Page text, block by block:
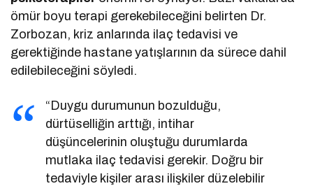
ömür boyu terapi gerekebileceğini belirten Dr.
Zorbozan, kriz anlarında ilaç tedavisi ve
gerektiğinde hastane yatışlarının da sürece dahil
edilebileceğini söyledi.
“Duygu durumunun bozulduğu,
dürtüselliğin arttığı, intihar
düşüncelerinin oluştuğu durumlarda
mutlaka ilaç tedavisi gerekir. Doğru bir
tedaviyle kişiler arası ilişkiler düzelebilir